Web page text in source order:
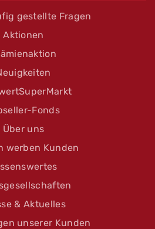
gestellte Fragen
Aktionen
Fonds
Über uns
werben Kunden
& Aktuelles
unserer Kunden